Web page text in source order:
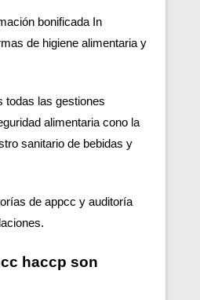
bonificada In
de higiene alimentaria y
todas las gestiones
alimentaria cono la
sanitario de bebidas y
de appcc y auditoría
haccp son